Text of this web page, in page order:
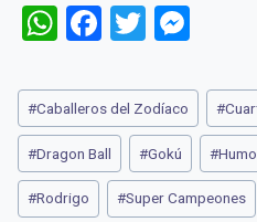
W
at
s
A
p
F
ce
b
o
o
T
tt
er
se
n
g
er
Post
Tags:
#Caballeros del Zodíaco #
#Dragon Ball #Gokú #
#Rodrigo #Super Campeones